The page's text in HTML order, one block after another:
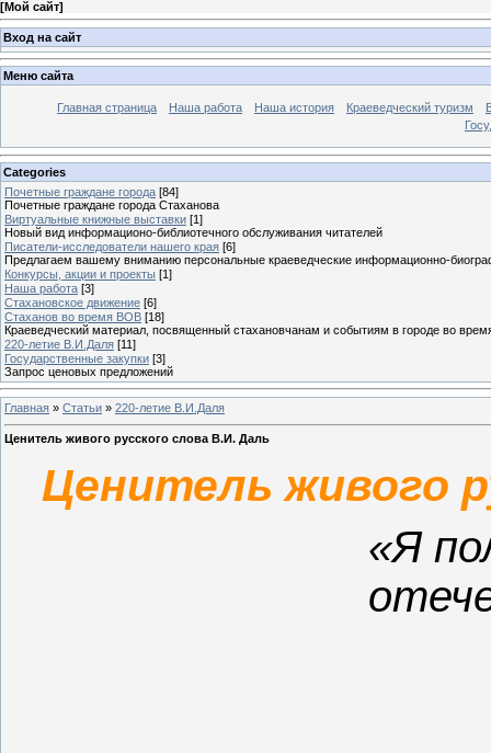
[Мой сайт]
Вход на сайт
Меню сайта
Главная страница Наша работа Наша история Краеведческий туризм
Categories
Почетные граждане города [84]
Почетные граждане города Стаханова
Виртуальные книжные выставки [1]
Новый вид информационо-библиотечного обслуживания читателей
Писатели-исследователи нашего края [6]
Предлагаем вашему вниманию персональные краеведческие информационно-
Конкурсы, акции и проекты [1]
Наша работа [3]
Стахановское движение [6]
Стаханов во время ВОВ [18]
Краеведческий материал, посвященный стахановчанам и событиям в городе во
220-летие В.И.Даля [11]
Государственные закупки [3]
Запрос ценовых предложений
Главная » Статьи » 220-летие В.И.Даля
Ценитель живого русского слова В.И. Даль
Ценитель живого
«Я